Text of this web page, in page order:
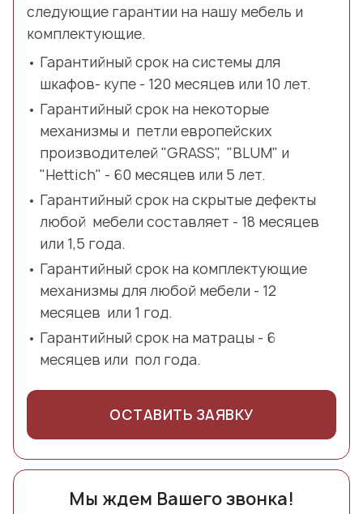
следующие гарантии на нашу мебель и
комплектующие.
Гарантийный срок на системы для
шкафов- купе - 120 месяцев или 10 лет.
Гарантийный срок на некоторые
механизмы и петли европейских
производителей "GRASS", "BLUM" и
"Hettich" - 60 месяцев или 5 лет.
Гарантийный срок на скрытые дефекты
любой мебели составляет - 18 месяцев
или 1,5 года.
Гарантийный срок на комплектующие
механизмы для любой мебели - 12
месяцев или 1 год.
Гарантийный срок на матрацы - 6
месяцев или пол года.
ОСТАВИТЬ ЗАЯВКУ
Мы ждем Вашего звонка!